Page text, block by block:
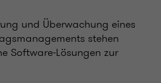
und Überwachung eines
stehen
Software‑Lösungen zur